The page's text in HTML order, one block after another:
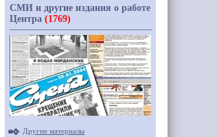
СМИ и другие издания о работе
Центра (1769)
Другие материалы